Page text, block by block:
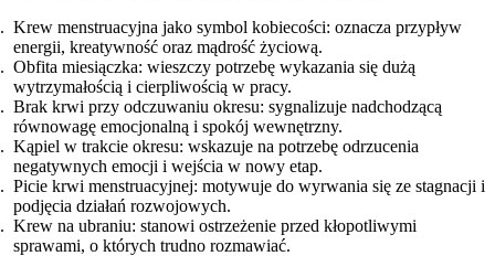
Krew menstruacyjna jako symbol kobiecości: oznacza przypływ
energii, kreatywność oraz mądrość życiową.
Obfita miesiączka: wieszczy potrzebę wykazania się dużą
wytrzymałością i cierpliwością w pracy.
Brak krwi przy odczuwaniu okresu: sygnalizuje nadchodzącą
równowagę emocjonalną i spokój wewnętrzny.
Kąpiel w trakcie okresu: wskazuje na potrzebę odrzucenia
negatywnych emocji i wejścia w nowy etap.
Picie krwi menstruacyjnej: motywuje do wyrwania się ze stagnacji i
podjęcia działań rozwojowych.
Krew na ubraniu: stanowi ostrzeżenie przed kłopotliwymi
sprawami, o których trudno rozmawiać.